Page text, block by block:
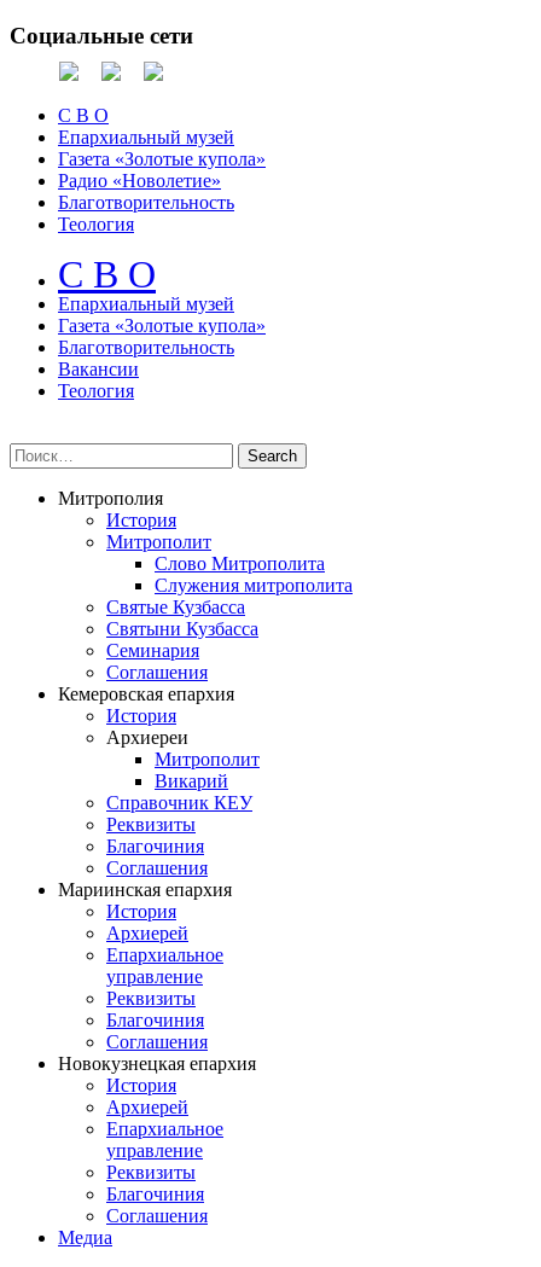
Социальные сети
С В О
Епархиальный музей
Газета «Золотые купола»
Радио «Новолетие»
Благотворительность
Теология
С В О
Епархиальный музeй
Газета «Золотые купола»
Благотворительность
Вакансии
Теология
Митрополия
История
Митрополит
Слово Митрополита
Служения митрополита
Святые Кузбасса
Святыни Кузбасса
Семинария
Соглашения
Кемеровская епархия
История
Архиереи
Митрополит
Викарий
Справочник КЕУ
Реквизиты
Благочиния
Соглашения
Мариинская епархия
История
Архиерей
Епархиальное
управление
Реквизиты
Благочиния
Соглашения
Новокузнецкая епархия
История
Архиерей
Епархиальное
управление
Реквизиты
Благочиния
Соглашения
Медиа